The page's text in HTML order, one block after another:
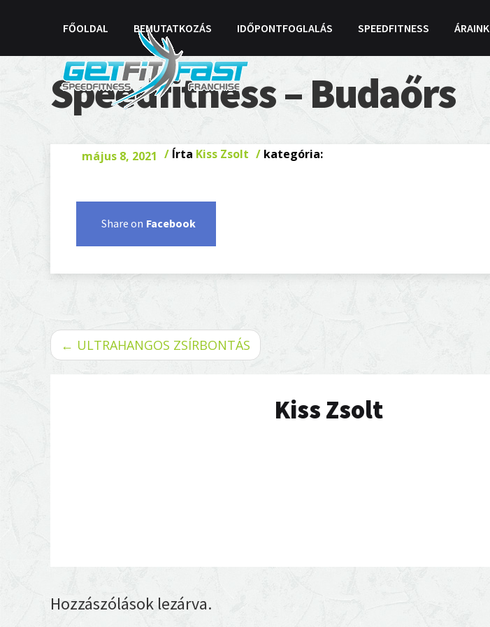
FŐOLDAL BEMUTATKOZÁS IDŐPONTFOGLALÁS SPEEDFITNESS ÁRAINK
Speedfitness – Budaőrs
május 8, 2021 / Írta Kiss Zsolt / kategória:
← ULTRAHANGOS ZSÍRBONTÁS
Kiss Zsolt
Hozzászólások lezárva.